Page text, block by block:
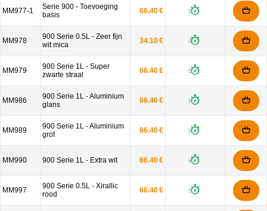
MM977-1
Serie 900 - Toevoeging
basis
66.40 €
MM978
900 Serie 0.5L - Zeer fijn
wit mica
34.10 €
MM979
900 Serie 1L - Super
zwarte straal
66.40 €
MM986
900 Serie 1L - Aluminium
glans
66.40 €
MM989
900 Serie 1L - Aluminium
grof
66.40 €
MM990 900 Serie 1L - Extra wit 66.40 €
MM997
900 Serie 0.5L - Xirallic
rood
66.40 €